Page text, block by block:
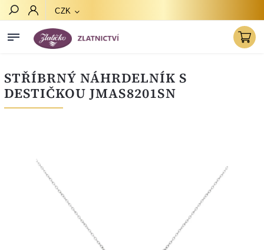
CZK
STŘÍBRNÝ NÁHRDELNÍK S
DESTIČKOU JMAS8201SN